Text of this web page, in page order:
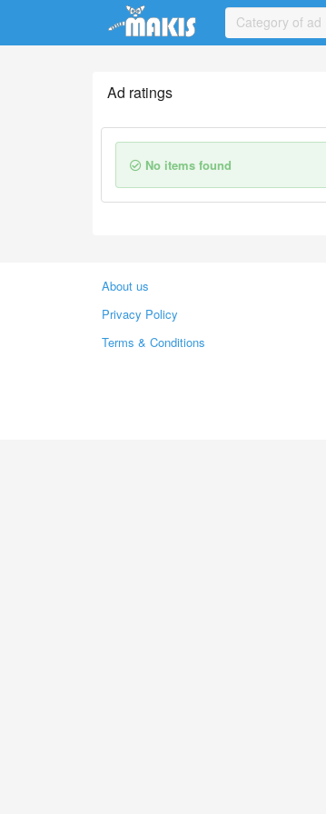
Update cookies preferences
Category of ad
Ad ratings
No items found
About us
Privacy Policy
Terms & Conditions